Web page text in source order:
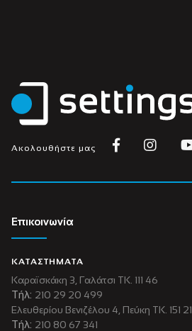
Ακολουθήστε μας
Επικοινωνία
ΚΑΤΑΣΤΗΜΑΤΑ
Καραϊσκάκη 3, Γαλάτσι ΤΚ. 111 46
Τήλ: 210 29 20 499
Ελευθερίου Βενιζέλου 4, Πεύκη ΤΚ. 151 21
Τήλ: 210 80 67 341